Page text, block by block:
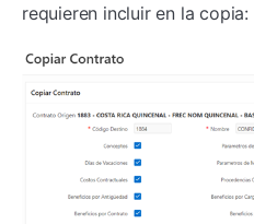
requieren incluir en la copia: